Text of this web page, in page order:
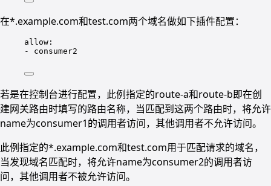
在*.example.com和test.com两个域名做如下插件配置：
allow :
- consumer2
若是在控制台进行配置，此例指定的route-a和route-b即在创
建网关路由时填写的路由名称，当匹配到这两个路由时，将允许
name为consumer1的调用者访问，其他调用者不允许访问。
此例指定的*.example.com和test.com用于匹配请求的域名，
当发现域名匹配时，将允许name为consumer2的调用者访
问，其他调用者不被允许访问。